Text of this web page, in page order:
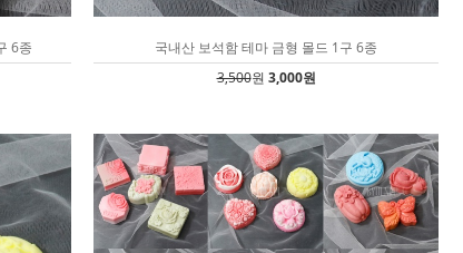
6종
국내산 보석함 테마 금형 몰드 1구 6종
3,500원 3,000원